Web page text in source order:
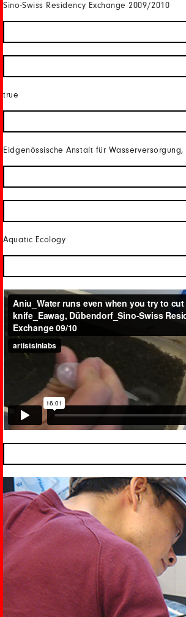
Sino-Swiss Residency Exchange 2009/2010
true
Eidgenössische Anstalt für
Aquatic Ecology